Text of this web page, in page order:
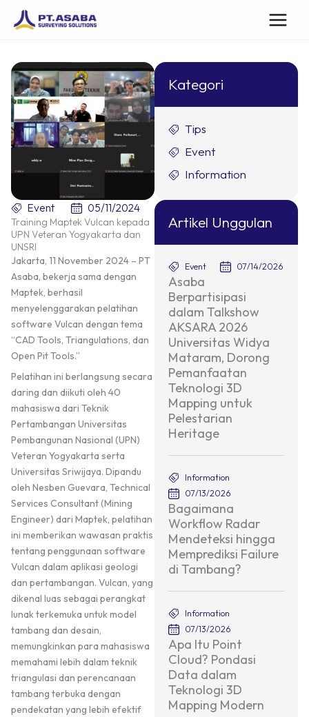
Lewati
Event 05/11/2024
Training Maptek Vulcan kepada
UPN Veteran Yogyakarta dan
UNSRI
Jakarta, 11 November 2024 – PT
Asaba, bekerja sama dengan
Maptek, berhasil
menyelenggarakan pelatihan
software Vulcan dengan tema
“CAD Tools, Triangulations, dan
Open Pit Tools.”
Pelatihan ini berlangsung secara
daring dan diikuti oleh 40
mahasiswa dari Teknik
Pertambangan Universitas
Pembangunan Nasional (UPN)
Veteran Yogyakarta serta
Universitas Sriwijaya. Dipandu
oleh Nesben Guevara, Technical
Services Consultant (Mining
Engineer) dari Maptek, pelatihan
ini memberikan wawasan praktis
tentang penggunaan software
Vulcan dalam aplikasi geologi
dan pertambangan. Vulcan, yang
dikenal luas sebagai perangkat
lunak terkemuka untuk model
tambang dan desain,
memungkinkan para mahasiswa
memahami lebih dalam teknik
triangulasi dan perencanaan
tambang terbuka dengan
pendekatan yang lebih efektif
Kategori
Tips
Event
Information
Artikel Unggulan
Event 07/14/2026
Asaba
Berpartisipasi
dalam Talkshow
AKSARA 2026
Universitas Widya
Mataram, Dorong
Pemanfaatan
Teknologi 3D
Mapping untuk
Pelestarian
Heritage
Information
07/13/2026
Bagaimana
Workflow Radar
Mendeteksi hingga
Memprediksi Failure
di Tambang?
Information
07/13/2026
Apa Itu Point
Cloud? Pondasi
Data dalam
Teknologi 3D
Mapping Modern